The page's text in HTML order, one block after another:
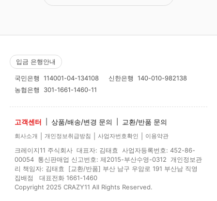
입금 은행안내
국민은행 114001-04-134108 신한은행 140-010-982138
농협은행 301-1661-1460-11
고객센터 상품/배송/변경 문의 교환/반품 문의
회사소개 개인정보취급방침 사업자번호확인 이용약관
크레이지11 주식회사 대표자: 김태효 사업자등록번호: 452-86-
00054 통신판매업 신고번호: 제2015-부산수영-0312 개인정보관
리 책임자: 김태효 [교환/반품] 부산 남구 우암로 191 부산남 직영
집배점 대표전화 1661-1460
Copyright 2025 CRAZY11 All Rights Reserved.